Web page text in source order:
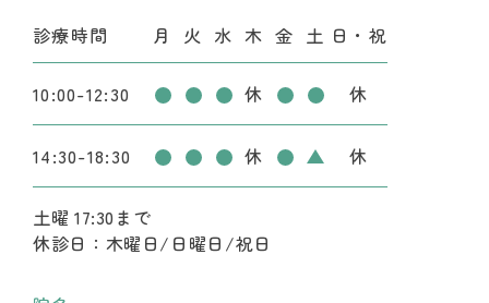
診療時間 月 火 水 木 金 土 日・祝
10:00-12:30 休 休
14:30-18:30 休 休
土曜 17:30まで
休診日：木曜日/日曜日/祝日